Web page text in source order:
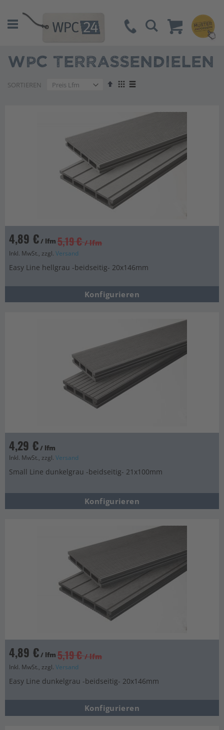
Suche
WPC TERRASSENDIELEN
SORTIEREN
AbsteigendAnzeigen
4,89 €/ lfm 5,19 € / lfm
Inkl. MwSt., zzgl. Versand
Easy Line hellgrau -beidseitig- 20x146mm
Konfigurieren
4,29 €/ lfm
Inkl. MwSt., zzgl. Versand
Small Line dunkelgrau -beidseitig- 21x100mm
Konfigurieren
4,89 €/ lfm 5,19 € / lfm
Inkl. MwSt., zzgl. Versand
Easy Line dunkelgrau -beidseitig- 20x146mm
Konfigurieren